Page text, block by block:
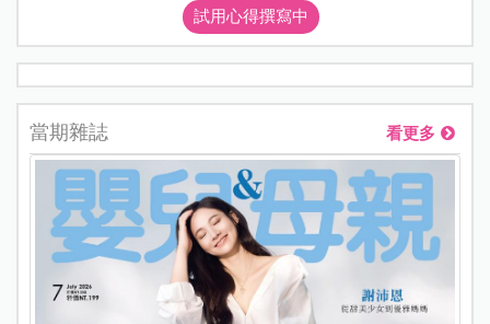
試用心得撰寫中
當期雜誌 看更多